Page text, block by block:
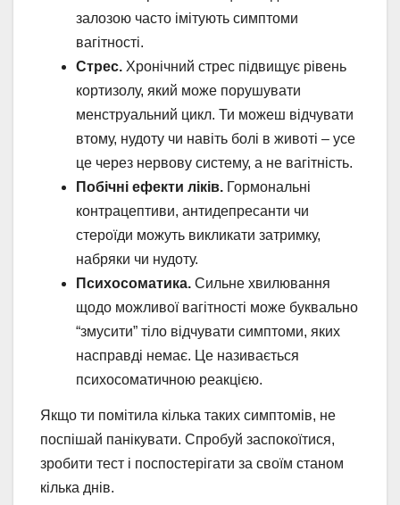
залозою часто імітують симптоми
вагітності.
Стрес. Хронічний стрес підвищує рівень
кортизолу, який може порушувати
менструальний цикл. Ти можеш відчувати
втому, нудоту чи навіть болі в животі – усе
це через нервову систему, а не вагітність.
Побічні ефекти ліків. Гормональні
контрацептиви, антидепресанти чи
стероїди можуть викликати затримку,
набряки чи нудоту.
Психосоматика. Сильне хвилювання
щодо можливої вагітності може буквально
“змусити” тіло відчувати симптоми, яких
насправді немає. Це називається
психосоматичною реакцією.
Якщо ти помітила кілька таких симптомів, не
поспішай панікувати. Спробуй заспокоїтися,
зробити тест і поспостерігати за своїм станом
кілька днів.